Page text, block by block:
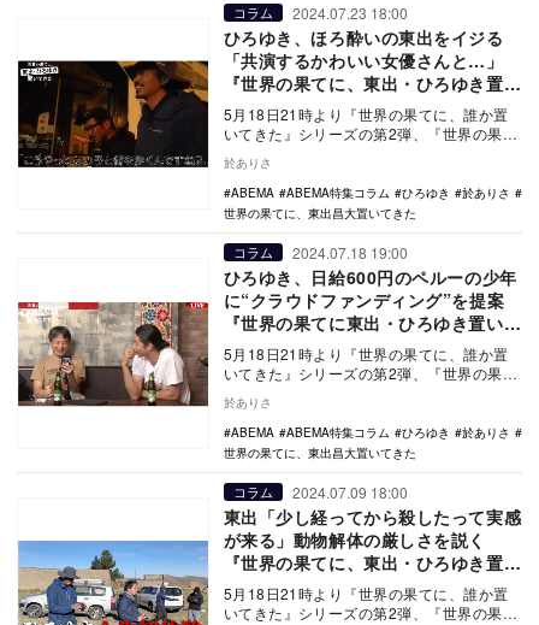
コラム 2024.07.23 18:00
ひろゆき、ほろ酔いの東出をイジる
「共演するかわいい女優さんと…」
『世界の果てに、東出・ひろゆき置い
てきた』12話
5月18日21時より『世界の果てに、誰か置
いてきた』シリーズの第2弾、『世界の果て
トした。…
於ありさ
ABEMA
ABEMA特集コラム ひろゆき
於ありさ
世界の果てに、東出昌大置いてきた
コラム 2024.07.18 19:00
ひろゆき、日給600円のペルーの少年
に“クラウドファンディング”を提案
『世界の果てに東出・ひろゆき置いて
きた』緊急生配信
5月18日21時より『世界の果てに、誰か置
いてきた』シリーズの第2弾、『世界の果て
トした。…
於ありさ
ABEMA
ABEMA特集コラム ひろゆき
於ありさ
世界の果てに、東出昌大置いてきた
コラム 2024.07.09 18:00
東出「少し経ってから殺したって実感
が来る」動物解体の厳しさを説く
『世界の果てに、東出・ひろゆき置い
てきた』11話
5月18日21時より『世界の果てに、誰か置
いてきた』シリーズの第2弾、『世界の果て